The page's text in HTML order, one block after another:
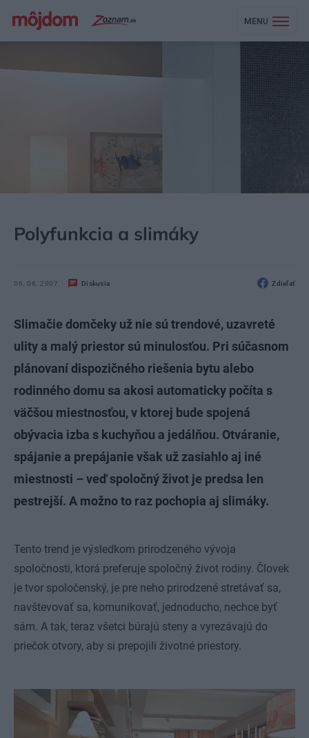
MENU
Polyfunkcia a slimáky
06. 06. 2007 Diskusia Zdieľať
Slimačie domčeky už nie sú trendové, uzavreté
ulity a malý priestor sú minulosťou. Pri súčasnom
plánovaní dispozičného riešenia bytu alebo
rodinného domu sa akosi automaticky počíta s
väčšou miestnosťou, v ktorej bude spojená
obývacia izba s kuchyňou a jedálňou. Otváranie,
spájanie a prepájanie však už zasiahlo aj iné
miestnosti – veď spoločný život je predsa len
pestrejší. A možno to raz pochopia aj slimáky.
Tento trend je výsledkom prirodzeného vývoja
spoločnosti, ktorá preferuje spoločný život rodiny. Človek
je tvor spoločenský, je pre neho prirodzené stretávať sa,
navštevovať sa, komunikovať, jednoducho, nechce byť
sám. A tak, teraz všetci búrajú steny a vyrezávajú do
priečok otvory, aby si prepojili životné priestory.